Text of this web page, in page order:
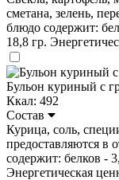
сметана, зелень,
блюдо содержит:
18,8 гр.
Бульон куриный с
Ккал: 492
Состав
Курица, соль,
предоставляются в
содержит: белков -
Энергетическая